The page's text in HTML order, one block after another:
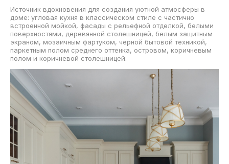
Источник вдохновения для создания уютной атмосферы в
доме: угловая кухня в классическом стиле с частично
встроенной мойкой, фасады с рельефной отделкой, белыми
поверхностями, деревянной столешницей, белым защитным
экраном, мозаичным фартуком, черной бытовой техникой,
паркетным полом среднего оттенка, островом, коричневым
полом и коричневой столешницей.